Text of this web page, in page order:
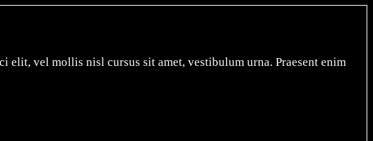
elit, vel mollis nisl cursus sit amet, vestibulum urna. Praesent enim